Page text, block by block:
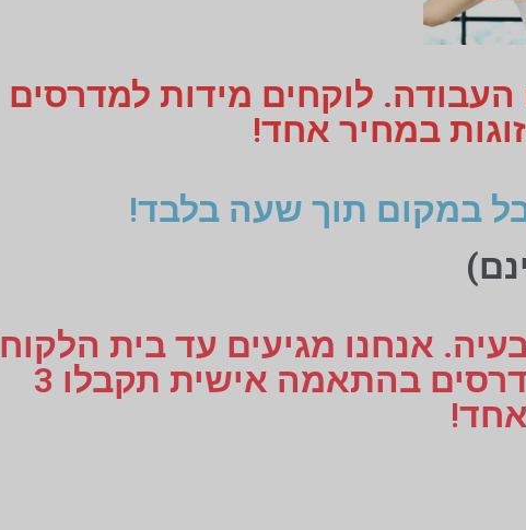
לוקחים מידות למדרסים
במקום תוך שעה בלבד!
אנחנו מגיעים עד בית הלקוח
או עד למקום העבודה, לוקחים מידות למדרסים בהתאמה אישית תקבלו 3